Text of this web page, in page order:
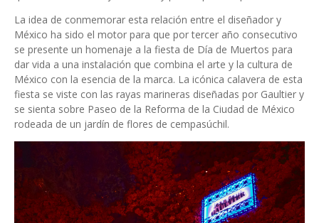
La idea de conmemorar esta relación entre el diseñador y
México ha sido el motor para que por tercer año consecutivo
se presente un homenaje a la fiesta de Día de Muertos para
dar vida a una instalación que combina el arte y la cultura de
México con la esencia de la marca. La icónica calavera de esta
fiesta se viste con las rayas marineras diseñadas por Gaultier y
se sienta sobre Paseo de la Reforma de la Ciudad de México
rodeada de un jardín de flores de cempasúchil.